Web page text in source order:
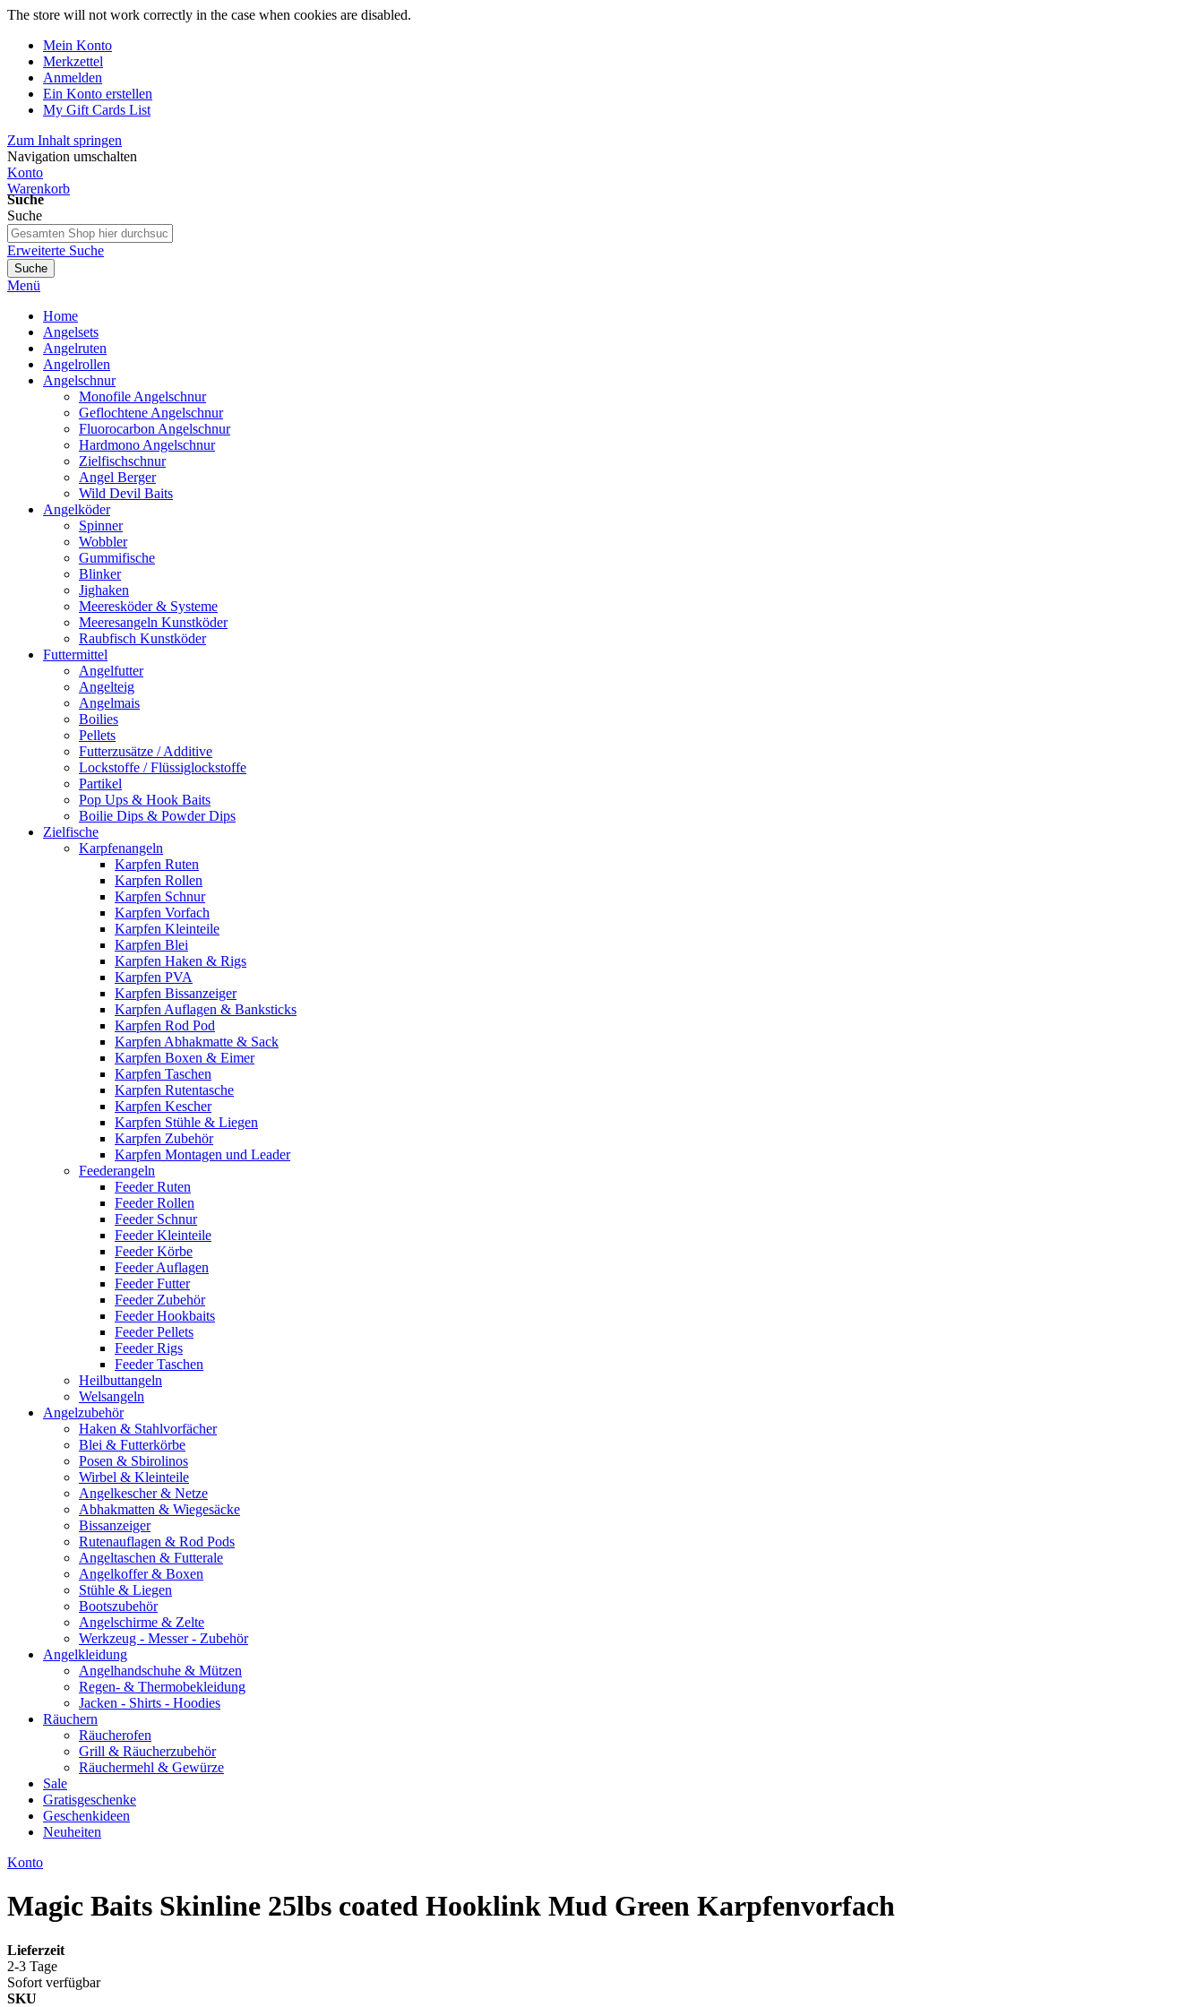
The store will not work correctly in the case when cookies are disabled.
Mein Konto
Merkzettel
Anmelden
Ein Konto erstellen
My Gift Cards List
Zum Inhalt springen
Navigation umschalten
Konto
Warenkorb
Suche
Suche
Erweiterte Suche
Suche
Menü
Home
Angelsets
Angelruten
Angelrollen
Angelschnur
Monofile Angelschnur
Geflochtene Angelschnur
Fluorocarbon Angelschnur
Hardmono Angelschnur
Zielfischschnur
Angel Berger
Wild Devil Baits
Angelköder
Spinner
Wobbler
Gummifische
Blinker
Jighaken
Meeresköder & Systeme
Meeresangeln Kunstköder
Raubfisch Kunstköder
Futtermittel
Angelfutter
Angelteig
Angelmais
Boilies
Pellets
Futterzusätze / Additive
Lockstoffe / Flüssiglockstoffe
Partikel
Pop Ups & Hook Baits
Boilie Dips & Powder Dips
Zielfische
Karpfenangeln
Karpfen Ruten
Karpfen Rollen
Karpfen Schnur
Karpfen Vorfach
Karpfen Kleinteile
Karpfen Blei
Karpfen Haken & Rigs
Karpfen PVA
Karpfen Bissanzeiger
Karpfen Auflagen & Banksticks
Karpfen Rod Pod
Karpfen Abhakmatte & Sack
Karpfen Boxen & Eimer
Karpfen Taschen
Karpfen Rutentasche
Karpfen Kescher
Karpfen Stühle & Liegen
Karpfen Zubehör
Karpfen Montagen und Leader
Feederangeln
Feeder Ruten
Feeder Rollen
Feeder Schnur
Feeder Kleinteile
Feeder Körbe
Feeder Auflagen
Feeder Futter
Feeder Zubehör
Feeder Hookbaits
Feeder Pellets
Feeder Rigs
Feeder Taschen
Heilbuttangeln
Welsangeln
Angelzubehör
Haken & Stahlvorfächer
Blei & Futterkörbe
Posen & Sbirolinos
Wirbel & Kleinteile
Angelkescher & Netze
Abhakmatten & Wiegesäcke
Bissanzeiger
Rutenauflagen & Rod Pods
Angeltaschen & Futterale
Angelkoffer & Boxen
Stühle & Liegen
Bootszubehör
Angelschirme & Zelte
Werkzeug - Messer - Zubehör
Angelkleidung
Angelhandschuhe & Mützen
Regen- & Thermobekleidung
Jacken - Shirts - Hoodies
Räuchern
Räucherofen
Grill & Räucherzubehör
Räuchermehl & Gewürze
Sale
Gratisgeschenke
Geschenkideen
Neuheiten
Konto
Magic Baits Skinline 25lbs coated Hooklink Mud Green Karpfenvorfach
Lieferzeit
2-3 Tage
Sofort verfügbar
SKU